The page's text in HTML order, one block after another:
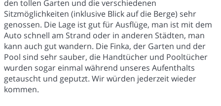
den tollen Garten und die verschiedenen
Sitzmöglichkeiten (inklusive Blick auf die Berge) sehr
genossen. Die Lage ist gut für Ausflüge, man ist mit dem
Auto schnell am Strand oder in anderen Städten, man
kann auch gut wandern. Die Finka, der Garten und der
Pool sind sehr sauber, die Handtücher und Pooltücher
wurden sogar einmal während unseres Aufenthalts
getauscht und geputzt. Wir würden jederzeit wieder
kommen.